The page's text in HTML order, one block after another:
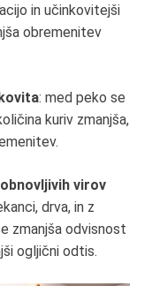
in učinkovitejši
obremenitev
: med peko se
kuriv zmanjša,
virov
drva, in z
zmanjša odvisnost
ogljični odtis.